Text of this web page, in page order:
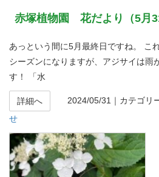
赤塚植物園 花だより（5月
あっという間に5月最終日ですね。 こ
シーズンになりますが、アジサイは雨
す！ 「水
詳細へ 2024/05/31 ｜カテゴリ
せ